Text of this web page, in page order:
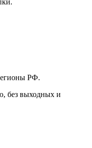
РФ.
без выходных и